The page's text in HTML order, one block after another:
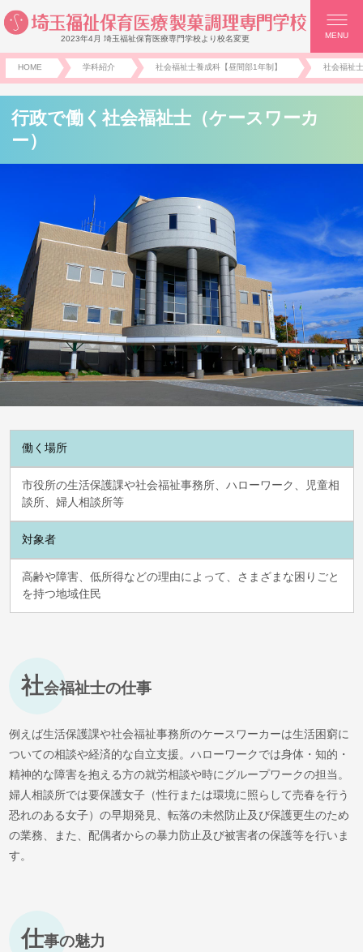
2023年4月 埼玉福祉保育医療専門学校より校名変更 MENU
HOME 学科紹介 社会福祉士養成科【昼間部1年制】 社会福祉
行政で働く社会福祉士（ケースワーカ
ー）
働く場所
市役所の生活保護課や社会福祉事務所、ハローワーク、児童相
談所、婦人相談所等
対象者
高齢や障害、低所得などの理由によって、さまざまな困りごと
を持つ地域住民
社会福祉士の仕事
例えば生活保護課や社会福祉事務所のケースワーカーは生活困窮に
ついての相談や経済的な自立支援。ハローワークでは身体・知的・
精神的な障害を抱える方の就労相談や時にグループワークの担当。
婦人相談所では要保護女子（性行または環境に照らして売春を行う
恐れのある女子）の早期発見、転落の未然防止及び保護更生のため
の業務、また、配偶者からの暴力防止及び被害者の保護等を行いま
す。
仕事の魅力